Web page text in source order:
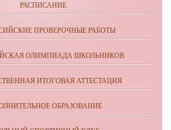
РАСПИСАНИЕ
ПРОВЕРОЧНЫЕ РАБОТЫ
ОЛИМПИАДА ШКОЛЬНИКОВ
ИТОГОВАЯ АТТЕСТАЦИЯ
ОБРАЗОВАНИЕ